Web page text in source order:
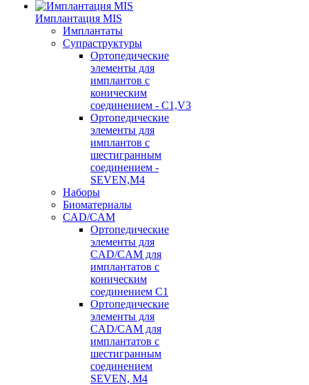
Имплантация MIS
Имплантаты
Супраструктуры
Ортопедические
элементы для
имплантов с
коническим
соединением - C1,V3
Ортопедические
элементы для
имплантов с
шестигранным
соединением -
SEVEN,M4
Наборы
Биоматериалы
CAD/CAM
Ортопедические
элементы для
CAD/CAM для
имплантатов с
коническим
соединением С1
Ортопедические
элементы для
CAD/CAM для
имплантатов с
шестигранным
соединением
SEVEN, М4